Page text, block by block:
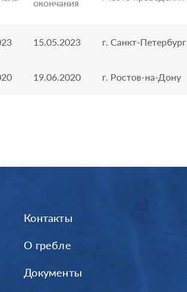
окончания
15.05.2023 г. Санкт-Петербург
19.06.2020 г. Ростов-на-Дону
Контакты
О гребле
Документы